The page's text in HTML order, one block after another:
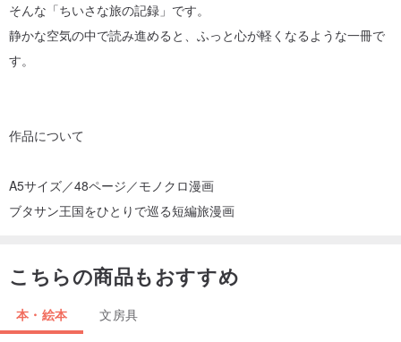
そんな「ちいさな旅の記録」です。
静かな空気の中で読み進めると、ふっと心が軽くなるような一冊で
す。
作品について
A5サイズ／48ページ／モノクロ漫画
ブタサン王国をひとりで巡る短編旅漫画
こちらの商品もおすすめ
本・絵本 文房具